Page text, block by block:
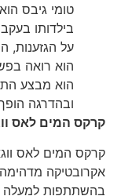
טומי גיבס
בילדותו
על הגזענות,
הוא רואה
הוא מבצע
ובהדרגה הופך
קרקס המים לאס
קרקס המים לאס
אקרובטיקה מדהימה,